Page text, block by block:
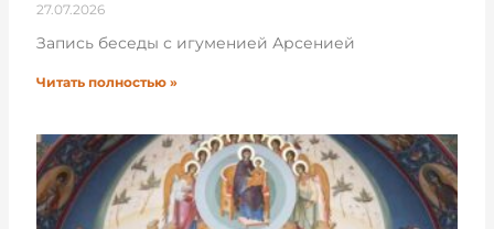
27.07.2026
Запись беседы с игуменией Арсенией
Читать полностью »